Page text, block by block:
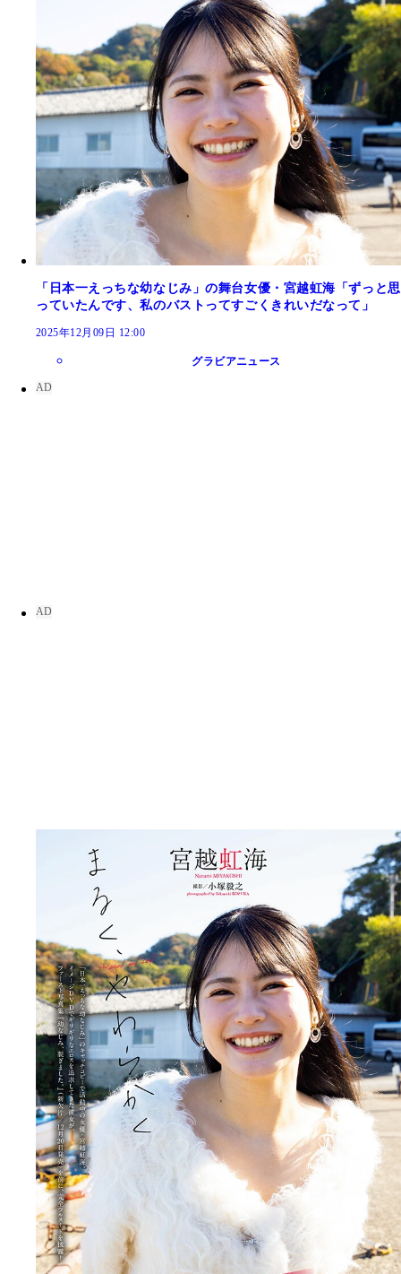
「日本一えっちな幼なじみ」の舞台女優・宮越虹海「ずっと思
っていたんです、私のバストってすごくきれいだなって」
2025年12月09日 12:00
グラビアニュース